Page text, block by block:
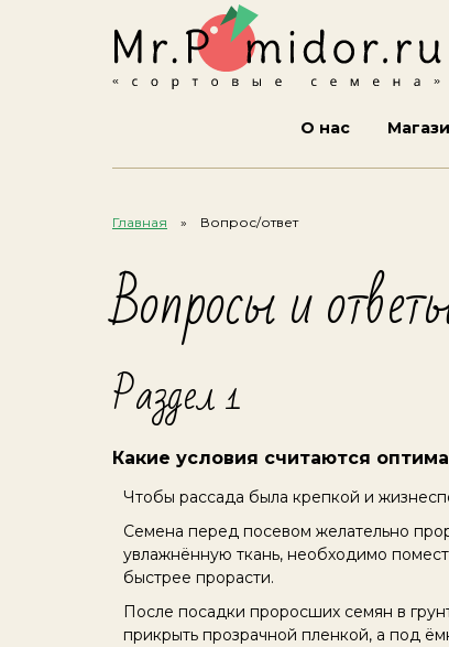
О нас
Главная Вопрос/ответ
Вопросы и
Раздел 1
Какие условия считаются
Чтобы рассада была крепкой и
Семена перед посевом желательно
увлажнённую ткань, необходимо
быстрее прорасти.
После посадки проросших семян в
прикрыть прозрачной пленкой, а под